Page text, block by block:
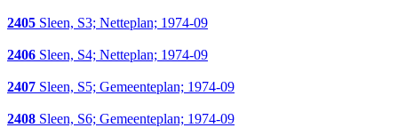
2405 Sleen, S3; Netteplan; 1974-09
2406 Sleen, S4; Netteplan; 1974-09
2407 Sleen, S5; Gemeenteplan; 1974-09
2408 Sleen, S6; Gemeenteplan; 1974-09